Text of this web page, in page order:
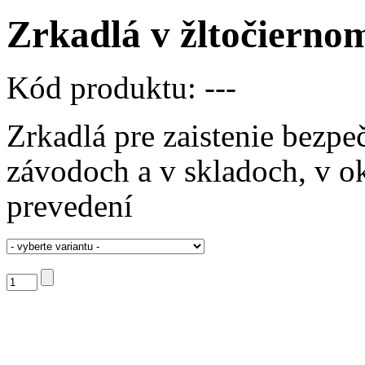
Zrkadlá v
Kód produktu: ---
Zrkadlá pre zaistenie
závodoch a v skladoch, v
prevedení